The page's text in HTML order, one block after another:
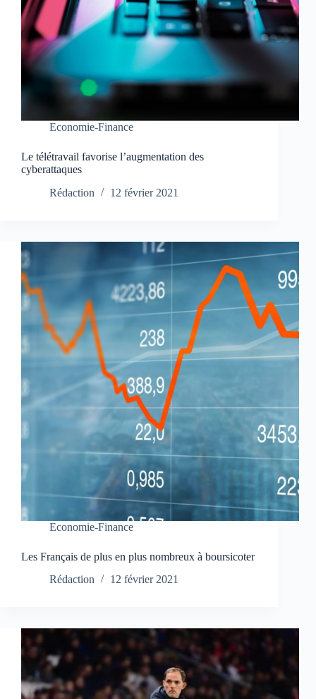
Economie-Finance
Le télétravail favorise l’augmentation des
cyberattaques
Rédaction
12 février 2021
Economie-Finance
Les Français de plus en plus nombreux à boursicoter
Rédaction
12 février 2021